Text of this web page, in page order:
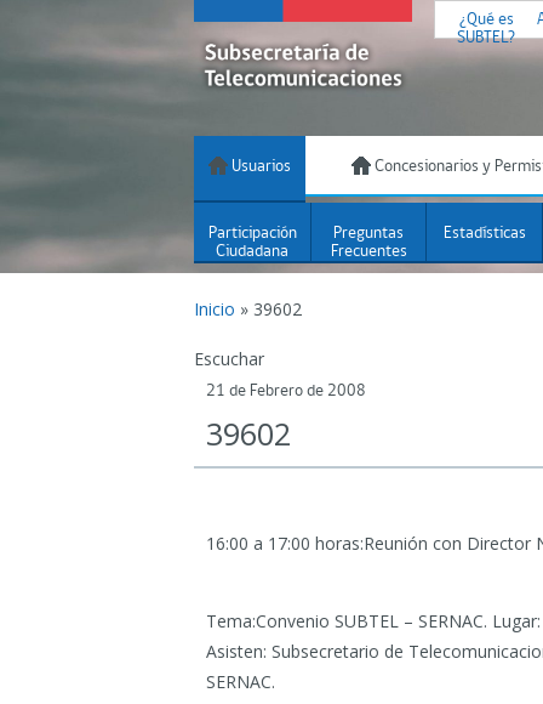
¿Qué es
SUBTEL?
Usuarios Concesionarios y
Participación
Ciudadana
Preguntas
Frecuentes
Estadísticas
Inicio » 39602
Escuchar
21 de Febrero de 2008
39602
16:00 a 17:00 horas:Reunión con Director
Tema:Convenio SUBTEL – SERNAC.
Asisten: Subsecretario de
SERNAC.